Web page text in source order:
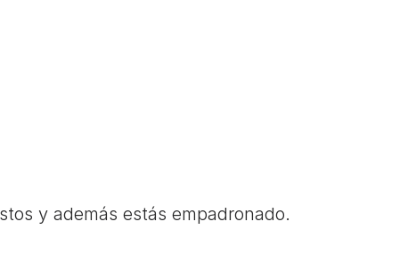
y además estás empadronado.